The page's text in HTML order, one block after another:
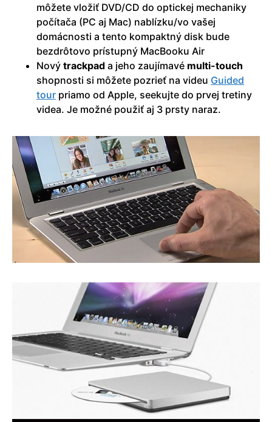
môžete vložiť DVD/CD do optickej mechaniky
počítača (PC aj Mac) nablízku/vo vašej
domácnosti a tento kompaktný disk bude
bezdrôtovo prístupný MacBooku Air
Nový trackpad a jeho zaujímavé multi-touch
shopnosti si môžete pozrieť na videu Guided
tour priamo od Apple, seekujte do prvej tretiny
videa. Je možné použiť aj 3 prsty naraz.